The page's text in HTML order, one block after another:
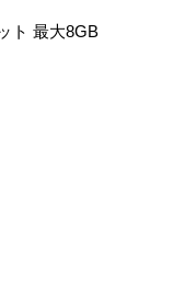
ト 最大8GB